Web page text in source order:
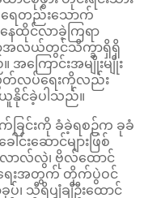
ရေတည်းသောက်
ေထိုင်လာခဲ့ကြရာ
ဘာ့အလယ်တွင်သိက္ခာရှိရှိ
ကြောင်းအမျိုးမျိုး
တ်လပ်ရေးကိုလည်း
နိုင်ခဲ့ပါသည်။
ြင်းကို ခံခဲ့ရစဉ်က ခုခံ
င်းဆောင်များဖြစ်
လာလ်လွဲ၊ ဗိုလ်ထောင်
ေးအတွက် တိုက်ပွဲဝင်
ပ်၊ သီရိပျံချီဦးထောင်